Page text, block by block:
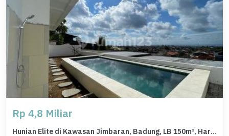
Rp 4,8 Miliar
Hunian Elite di Kawasan Jimbaran, Badung, LB 150m², Harga 4,8 Miliar